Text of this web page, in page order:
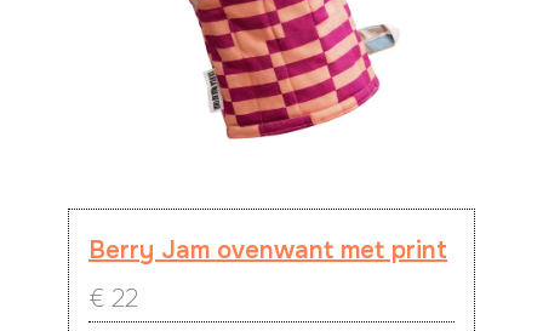
Berry Jam ovenwant met print
€ 22